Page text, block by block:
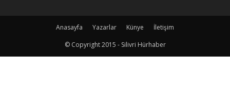
Anasayfa Yazarlar Künye
İletişim
© Copyright 2015 - Silivri Hürhaber